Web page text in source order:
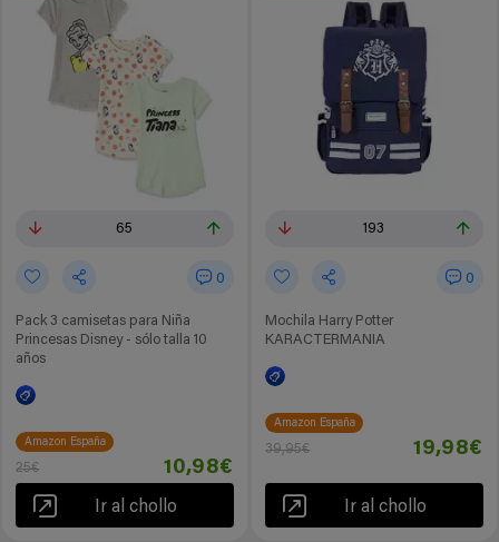
65
0
Pack 3 camisetas para Niña
Princesas Disney - sólo talla 10
años
Amazon España
25€ 10,98€
Ir al chollo
193
0
Mochila Harry Potter
KARACTERMANIA
Amazon España
39,95€ 19,98€
Ir al chollo